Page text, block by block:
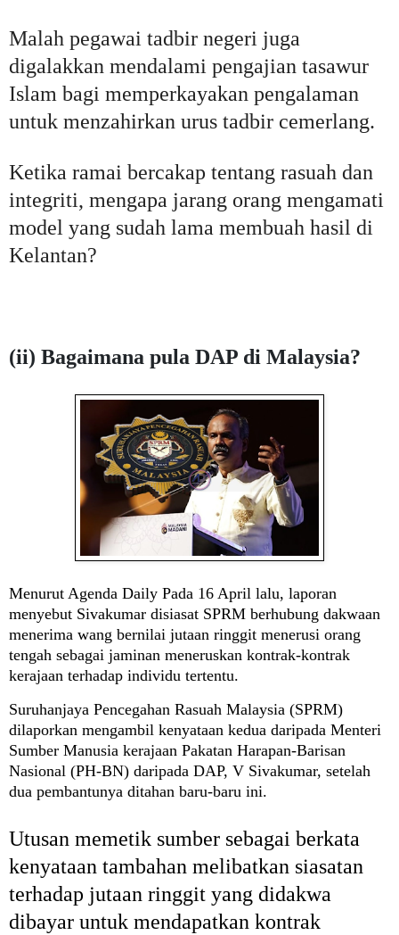
Malah pegawai tadbir negeri juga
digalakkan mendalami pengajian tasawur
Islam bagi memperkayakan pengalaman
untuk menzahirkan urus tadbir cemerlang.
Ketika ramai bercakap tentang rasuah dan
integriti, mengapa jarang orang mengamati
model yang sudah lama membuah hasil di
Kelantan?
(ii) Bagaimana pula DAP di Malaysia?
Menurut Agenda Daily Pada 16 April lalu, laporan
menyebut Sivakumar disiasat SPRM berhubung dakwaan
menerima wang bernilai jutaan ringgit menerusi orang
tengah sebagai jaminan meneruskan kontrak-kontrak
kerajaan terhadap individu tertentu.
Suruhanjaya Pencegahan Rasuah Malaysia (SPRM)
dilaporkan mengambil kenyataan kedua daripada Menteri
Sumber Manusia kerajaan Pakatan Harapan-Barisan
Nasional (PH-BN) daripada DAP, V Sivakumar, setelah
dua pembantunya ditahan baru-baru ini.
Utusan memetik sumber sebagai berkata
kenyataan tambahan melibatkan siasatan
terhadap jutaan ringgit yang didakwa
dibayar untuk mendapatkan kontrak